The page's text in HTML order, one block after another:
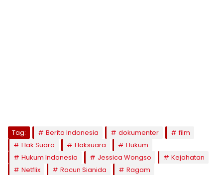
Tag: Berita Indonesia dokumenter
film
Hak Suara
Haksuara
Hukum
Hukum Indonesia
Jessica Wongso
Kejahatan
Netflix
Racun Sianida
Ragam